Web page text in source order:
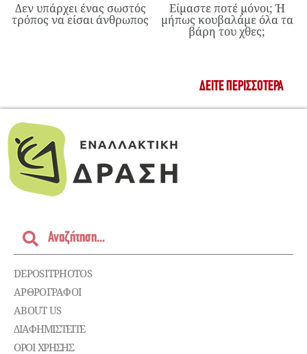
Δεν υπάρχει ένας σωστός
τρόπος να είσαι άνθρωπος
Είμαστε ποτέ μόνοι; Ή
μήπως κουβαλάμε όλα τα
βάρη του χθες;
ΔΕΊΤΕ ΠΕΡΙΣΣΌΤΕΡΑ
DEPOSITPHOTOS
ΑΡΘΡΟΓΡΑΦΟΙ
ABOUT US
ΔΙΑΦΗΜΙΣΤΕΊΤΕ
ΌΡΟΙ ΧΡΉΣΗΣ